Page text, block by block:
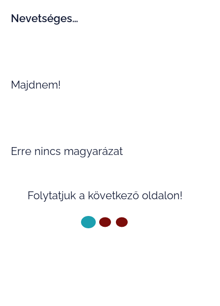
Nevetséges…
Majdnem!
Erre nincs magyarázat
Folytatjuk a következő oldalon!